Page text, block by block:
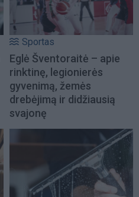
Sportas
Eglė Šventoraitė – apie
rinktinę, legionierės
gyvenimą, žemės
drebėjimą ir didžiausią
svajonę